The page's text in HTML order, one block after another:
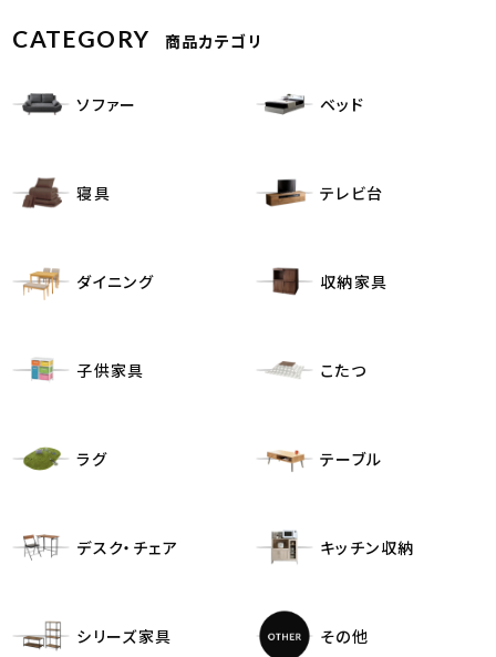
CATEGORY 商品カテゴリ
ソファー ベッド
寝具 テレビ台
ダイニング 収納家具
子供家具 こたつ
ラグ テーブル
デスク・チェア キッチン収納
シリーズ家具 その他